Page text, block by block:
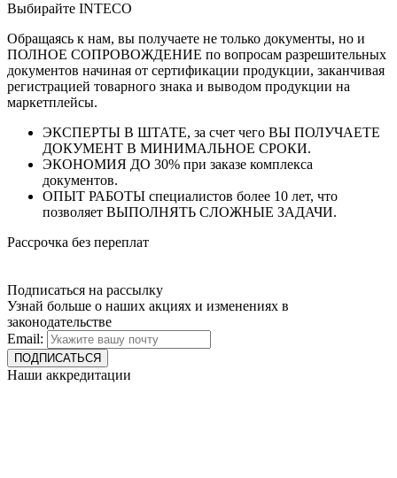
Выбирайте INTECO
Обращаясь к нам, вы получаете не только документы, но и
ПОЛНОЕ СОПРОВОЖДЕНИЕ по вопросам разрешительных
документов начиная от сертификации продукции, заканчивая
регистрацией товарного знака и выводом продукции на
маркетплейсы.
ЭКСПЕРТЫ В ШТАТЕ, за счет чего ВЫ ПОЛУЧАЕТЕ
ДОКУМЕНТ В МИНИМАЛЬНОЕ СРОКИ.
ЭКОНОМИЯ ДО 30% при заказе комплекса
документов.
ОПЫТ РАБОТЫ специалистов более 10 лет, что
позволяет ВЫПОЛНЯТЬ СЛОЖНЫЕ ЗАДАЧИ.
Рассрочка без переплат
Подписаться на рассылку
Узнай больше о наших акциях и изменениях в
законодательстве
Email:
Наши аккредитации